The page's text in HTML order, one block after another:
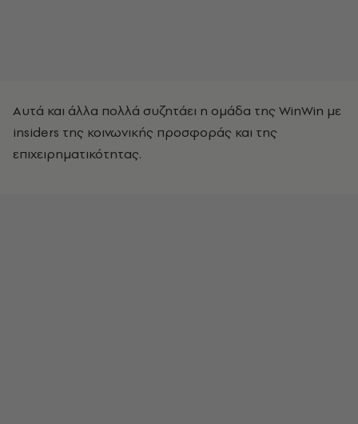
Αυτά και άλλα πολλά συζητάει η ομάδα της WinWin με
insiders της κοινωνικής προσφοράς και της
επιχειρηματικότητας.